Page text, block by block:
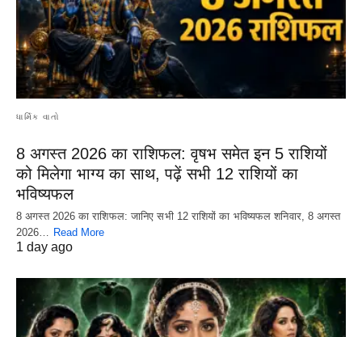
ધાર્મિક વાતો
8 अगस्त 2026 का राशिफल: वृषभ समेत इन 5 राशियों
को मिलेगा भाग्य का साथ, पढ़ें सभी 12 राशियों का
भविष्यफल
8 अगस्त 2026 का राशिफल: जानिए सभी 12 राशियों का भविष्यफल शनिवार, 8 अगस्त
2026… Read More
1 day ago